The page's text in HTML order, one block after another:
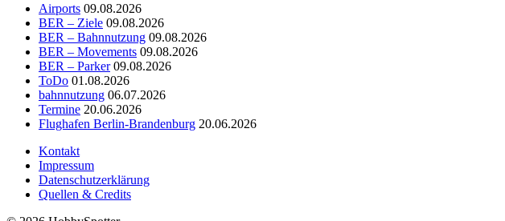
Airports 09.08.2026
BER – Ziele 09.08.2026
BER – Bahnnutzung 09.08.2026
BER – Movements 09.08.2026
BER – Parker 09.08.2026
ToDo 01.08.2026
bahnnutzung 06.07.2026
Termine 20.06.2026
Flughafen Berlin-Brandenburg 20.06.2026
Kontakt
Impressum
Datenschutzerklärung
Quellen & Credits